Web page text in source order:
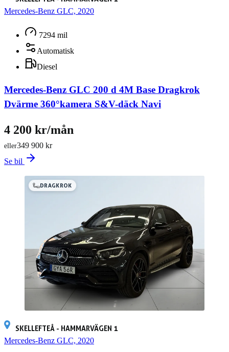
Mercedes-Benz GLC, 2020
7294 mil
Automatisk
Diesel
Mercedes-Benz GLC 200 d 4M Base Dragkrok
Dvärme 360°kamera S&V-däck Navi
349 900 kr
eller
4 200 kr/mån
Se bil
DRAGKROK
SKELLEFTEÅ - HAMMARVÄGEN 1
Mercedes-Benz GLC, 2020